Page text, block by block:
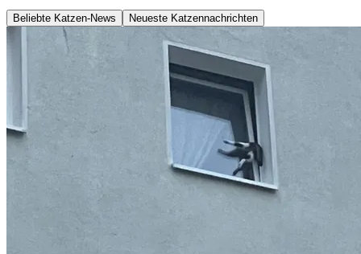
Beliebte Katzen-News Neueste Katzennachrichten